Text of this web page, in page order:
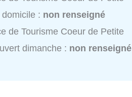
: non renseigné
de Tourisme Coeur de Petite
dimanche : non renseigné